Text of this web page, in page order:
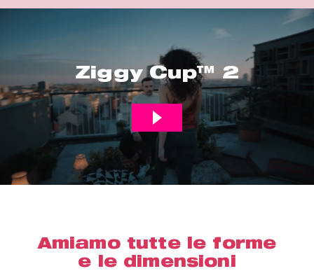
Ziggy Cup™ 2
Amiamo tutte le forme
e le dimensioni